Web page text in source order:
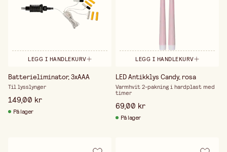
LEGG I HANDLEKURV
Batterieliminator, 3xAAA
Til lysslynger
149,00 kr
På lager
LEGG I HANDLEKURV
LED Antikklys Candy, rosa
Varmhvit 2-pakning i hardplast med
timer
69,00 kr
På lager